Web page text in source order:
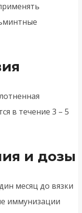
в течение 3 – 5
и дозы
месяц до вязки
иммунизации